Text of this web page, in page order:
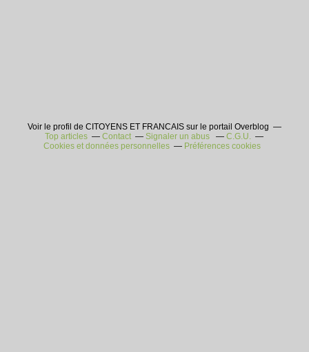
Voir le profil de CITOYENS ET FRANCAIS sur le portail Overblog
Top articles
Contact Signaler un abus
C.G.U.
Cookies et données personnelles
Préférences cookies